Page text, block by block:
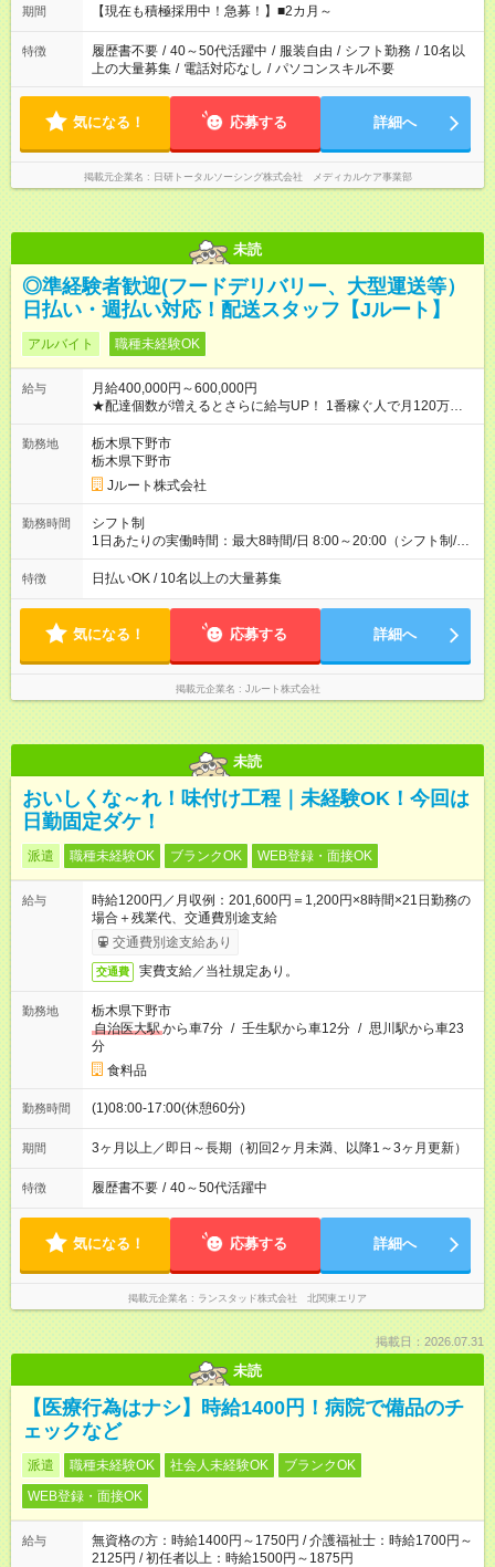
はプライベートの時間にしたい」 など、ご希望を教えてくださ
間と、もう1つのお仕事の勤務時間。 合計で週40時間を超える
場合は応募できません。
期間 【現在も積極採用中！急募！】■2カ月～
特徴 履歴書不要 / 40～50代活躍中 / 服装自由 / シフト勤務 / 10名以
上の大量募集 / 電話対応なし / パソコンスキル不要
気になる！ 応募する 詳細へ
掲載元企業名 日研トータルソーシング株式会社 メディカルケア事業部
未読
◎準経験者歓迎(フードデリバリー、大型運送等）
日払い・週払い対応！配送スタッフ【Jルート】
アルバイト 職種未経験OK
給与
月給400,000円～600,000円
★配達個数が増えるとさらに給与UP！ 1番稼ぐ人で月120万ほ
ど！ ・主要都市エリア 月収55万円／週5日稼働 月収65万~112
万円／週6日稼働 ・地方郊外エリア 月収40万円／週5日稼働 月
収40万円~50万円／週6日稼働 ＜モデルイメージ＞ ■月収50万
円 (27歳男性/江東区在住)※元建築関係 1日150個配達×25日勤務
(日休み) ■月収80万円(43歳男性/墨田区在住)※元営業 1日200個
勤務地
栃木県下野市
栃木県下野市
Jルート株式会社
勤務時間
シフト制
1日あたりの実働時間：最大8時間/日 8:00～20:00（シフト制/実
働8時間） ※週5日勤務（場所次第では週4も有り） ※配達状況に
よって時間外での勤務可能性有り ※案件により多少の前後あり
特徴 日払いOK / 10名以上の大量募集
気になる！ 応募する 詳細へ
掲載元企業名 Jルート株式会社
未読
おいしくな～れ！味付け工程｜未経験OK！今回は
日勤固定ダケ！
派遣 職種未経験OK ブランクOK WEB登録・面接OK
給与
時給1200円／月収例：201,600円＝1,200円×8時間×21日勤務の
場合＋残業代、交通費別途支給
交通費別途支給あり
交通費 実費支給／当社規定あり。
勤務地
栃木県下野市
自治医大駅から車7分 / 壬生駅から車12分 / 思川駅から車23
分
食料品
勤務時間 (1)08:00-17:00(休憩60分)
期間 3ヶ月以上／即日～長期（初回2ヶ月未満、以降1～3ヶ月更新）
特徴 履歴書不要 / 40～50代活躍中
気になる！ 応募する 詳細へ
掲載元企業名 ランスタッド株式会社 北関東エリア
掲載日：2026.07.31
未読
【医療行為はナシ】時給1400円！病院で備品のチ
ェックなど
派遣 職種未経験OK 社会人未経験OK
ブランクOK
WEB登録・面接OK
給与
無資格の方：時給1400円～1750円 / 介護福祉士：時給1700円～
2125円 / 初任者以上：時給1500円～1875円